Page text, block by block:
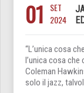
01
SET
2024
“L’unica cosa
l’unica cosa
Coleman
solo il jazz,